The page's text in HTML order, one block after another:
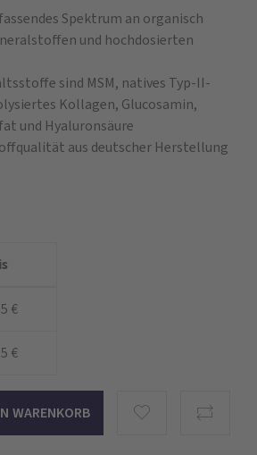
Spektrum an organisch
und hochdosierten
sind MSM, natives Typ-II-
Kollagen, Glucosamin,
und Hyaluronsäure
aus deutscher Herstellung
€
€